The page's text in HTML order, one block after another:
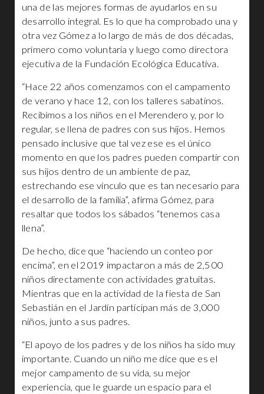
una de las mejores formas de ayudarlos en su
desarrollo integral. Es lo que ha comprobado una y
otra vez Gómez a lo largo de más de dos décadas,
primero como voluntaria y luego como directora
ejecutiva de la Fundación Ecológica Educativa.
“Hace 22 años comenzamos con el campamento
de verano y hace 12, con los talleres sabatinos.
Recibimos a los niños en el Merendero y, por lo
regular, se llena de padres con sus hijos. Hemos
pensado inclusive que tal vez ese es el único
momento en que los padres pueden compartir con
sus hijos dentro de un ambiente de paz,
estrechando ese vínculo que es tan necesario para
el desarrollo de la familia”, afirma Gómez, para
resaltar que todos los sábados “tenemos casa
llena”.
De hecho, dice que “haciendo un conteo por
encima”, en el 2019 impactaron a más de 2,500
niños directamente con actividades gratuitas.
Mientras que en la actividad de la fiesta de San
Sebastián en el Jardín participan más de 3,000
niños, junto a sus padres.
“El apoyo de los padres y de los niños ha sido muy
importante. Cuando un niño me dice que es el
mejor campamento de su vida, su mejor
experiencia, que le guarde un espacio para el